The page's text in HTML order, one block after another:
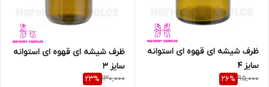
ظرف شیشه ای قهوه ای استوانه
سایز 4
95,000
26%
ظرف شیشه ای قهوه ای استوانه
سایز ۳
130,000
23%